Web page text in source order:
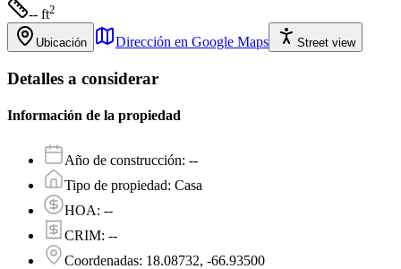
-- ft2
Ubicación Dirección en Google Maps Street view
Detalles a considerar
Información de la propiedad
Año de construcción: --
Tipo de propiedad: Casa
HOA: --
CRIM: --
Coordenadas: 18.08732, -66.93500